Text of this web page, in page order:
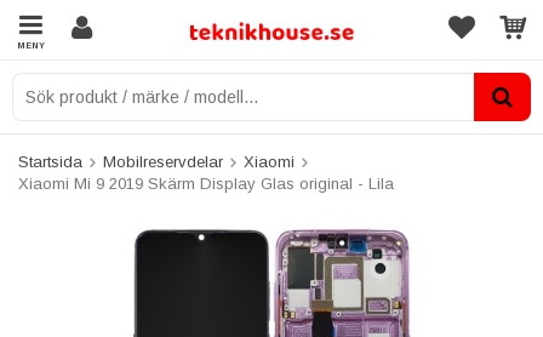
MENY
Startsida Mobilreservdelar
Xiaomi
Xiaomi Mi 9 2019 Skärm Display Glas original - Lila